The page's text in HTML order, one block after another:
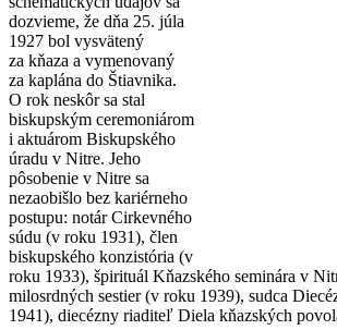
dozvieme, že dňa 25. júla
1927 bol vysvätený
za kňaza a vymenovaný
za kaplána do Štiavnika.
O rok neskôr sa stal
biskupským ceremoniárom
i aktuárom Biskupského
úradu v Nitre. Jeho
pôsobenie v Nitre sa
nezaobišlo bez kariérneho
postupu: notár Cirkevného
súdu (v roku 1931), člen
biskupského konzistória (v
roku 1933), špirituál Kňazského seminára v
milosrdných sestier (v roku 1939), sudca
1941), diecézny riaditeľ Diela kňazských